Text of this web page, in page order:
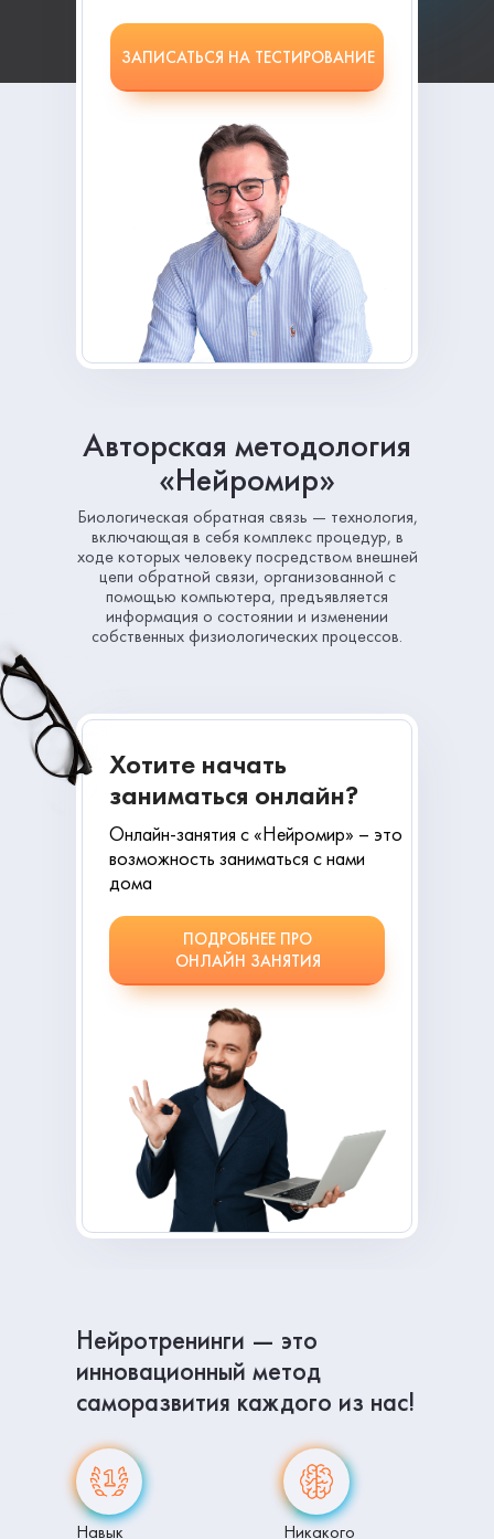
ЗАПИСАТЬСЯ НА ТЕСТИРОВАНИЕ
Авторская методология
«Нейромир»
Биологическая обратная связь — технология,
включающая в себя комплекс процедур, в
ходе которых человеку посредством внешней
цепи обратной связи, организованной с
помощью компьютера, предъявляется
информация о состоянии и изменении
собственных физиологических процессов.
Хотите начать
заниматься онлайн?
Онлайн-занятия с «Нейромир» – это
возможность заниматься с нами
дома
ПОДРОБНЕЕ ПРО
ОНЛАЙН ЗАНЯТИЯ
Навык
Нейротренинги — это
инновационный метод
саморазвития каждого из нас!
Никакого